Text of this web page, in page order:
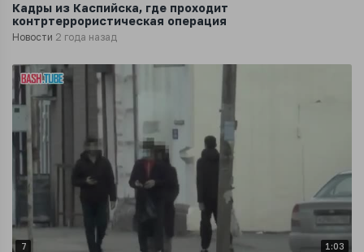
Кадры из Каспийска, где проходит
контртеррористическая операция
Новости 2 года назад
7 1:03